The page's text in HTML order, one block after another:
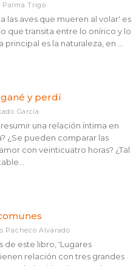
Palma Trigo
las aves que mueren al volar' es
que transita entre lo onírico y lo
principal es la naturaleza, en ...
y perdí
García
una relación íntima en
¿Se pueden comparar las
con veinticuatro horas? ¿Tal
Pacheco Alvarado
de este libro, 'Lugares
relación con tres grandes